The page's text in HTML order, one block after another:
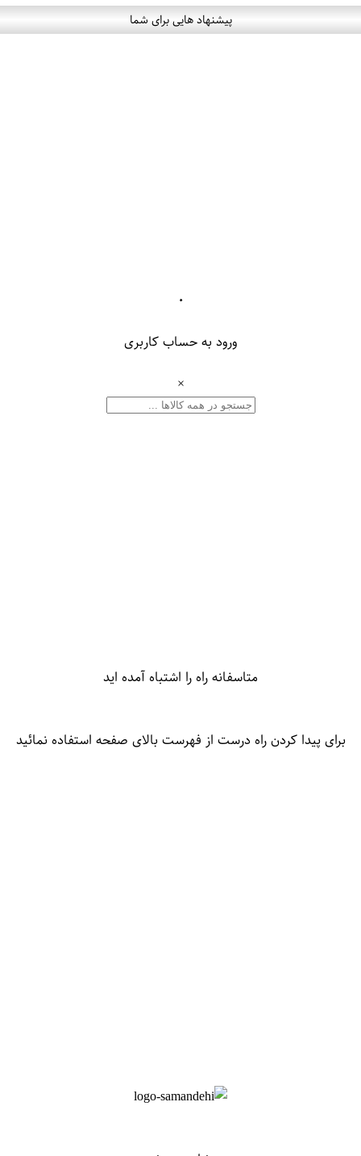
پیشنهاد هایی برای شما
۰
ورود به حساب کاربری
×
متاسفانه راه را اشتباه آمده اید
برای پیدا کردن راه درست از فهرست بالای صفحه استفاده نمائید